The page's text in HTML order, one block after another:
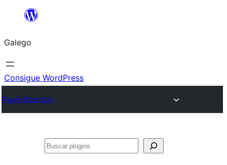
Saltar
contido
Galego
Consigue WordPress
Plugin Directory
Buscar